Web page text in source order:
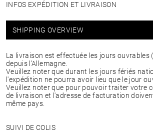
INFOS EXPÉDITION ET LIVRAISON
SHIPPING OVERVIEW
La livraison est effectuée les jours ouvrables
depuis l’Allemagne.
Veuillez noter que durant les jours fériés
l'expédition ne pourra avoir lieu que le jour
Veuillez noter que pour pouvoir traiter votre
de livraison et l'adresse de facturation
même pays.
SUIVI DE COLIS